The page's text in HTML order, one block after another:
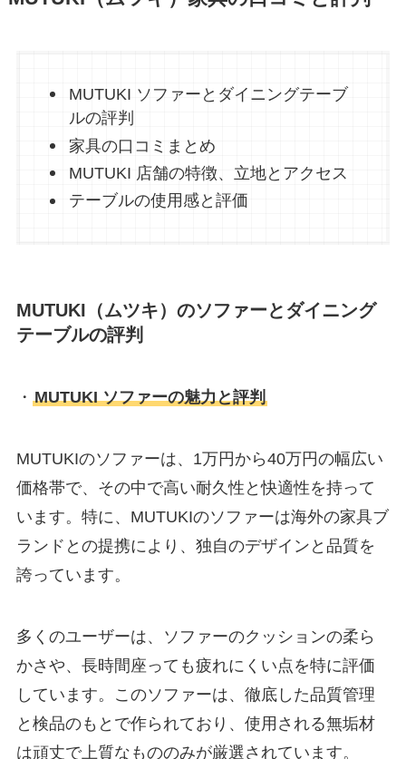
MUTUKI ソファーとダイニングテーブ
ルの評判
家具の口コミまとめ
MUTUKI 店舗の特徴、立地とアクセス
テーブルの使用感と評価
MUTUKI（ムツキ）のソファーとダイニング
テーブルの評判
・ MUTUKI ソファーの魅力と評判
MUTUKIのソファーは、1万円から40万円の幅広い
価格帯で、その中で高い耐久性と快適性を持って
います。特に、MUTUKIのソファーは海外の家具ブ
ランドとの提携により、独自のデザインと品質を
誇っています。
多くのユーザーは、ソファーのクッションの柔ら
かさや、長時間座っても疲れにくい点を特に評価
しています。このソファーは、徹底した品質管理
と検品のもとで作られており、使用される無垢材
は頑丈で上質なもののみが厳選されています。